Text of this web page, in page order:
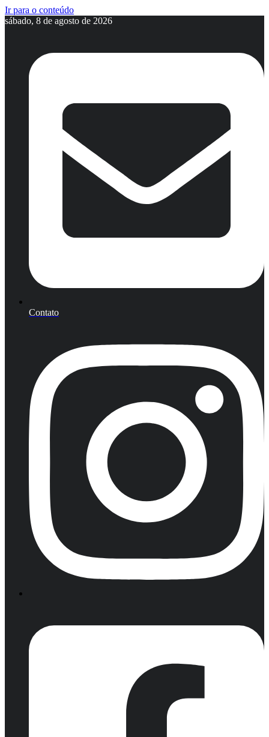
Ir para o conteúdo
sábado, 8 de agosto de 2026
Contato